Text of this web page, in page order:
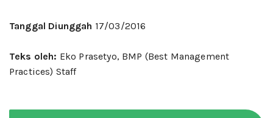
Tanggal Diunggah 17/03/2016
Teks oleh: Eko Prasetyo, BMP (Best Management
Practices) Staff